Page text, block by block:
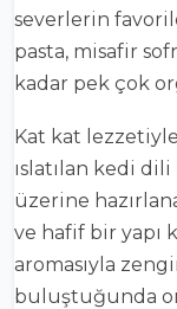
severlerin
pasta, misafir
kadar pek çok
Kat kat
ıslatılan kedi
üzerine
ve hafif bir yapı
aromasıyla
buluştuğunda